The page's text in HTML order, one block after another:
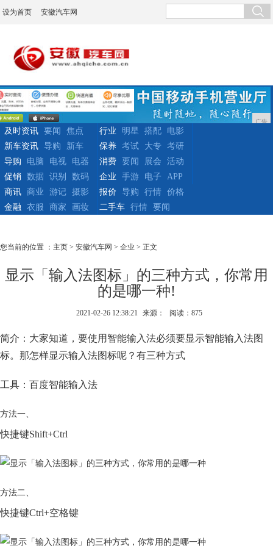
设为首页 安徽汽车网
广告
及时资讯 要闻
焦点
新车资讯
导购 新车
行业 明星 搭配
电影
保养
考试 大专
考研
导购
电脑 电视
电器
促销
数据 识别 数码
消费 要闻 展会
活动
企业
手游 电子
APP
商讯
商业 游记
摄影
金融
衣服 商家 画妆
报价 导购 行情
价格
二手车
行情 要闻
您当前的位置 ： 主页 > 安徽汽车网 > 企业 > 正文
显示「输入法图标」的三种方式，你常用
的是哪一种!
2021-02-26 12:38:21 来源： 阅读：875
简介：大家知道，要使用智能输入法必须要显示智能输入法图
标。那怎样显示输入法图标呢？有三种方式
工具：百度智能输入法
方法一、
快捷键Shift+Ctrl
方法二、
快捷键Ctrl+空格键